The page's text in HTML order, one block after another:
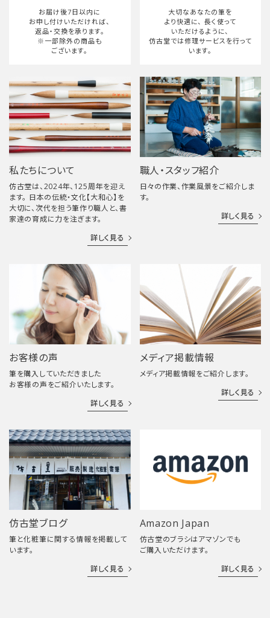
検索する
お届け後7日以内に
お申し付けいただければ、
返品・交換を承ります。
※一部除外の商品も
ございます。
大切なあなたの筆を
より快適に、 長く使って
いただけるように、
仿古堂では修理サービスを行って
います。
私たちについて
仿古堂は、2024年、125周年を迎え
ます。 日本の伝統・文化【大和心】を
大切に、次代を担う筆作り職人と、書
家達の育成に力を注ぎます。
詳しく見る
職人・スタッフ紹介
日々の作業、作業風景をご紹介しま
す。
詳しく見る
お客様の声
筆を購入していただきました
お客様の声をご紹介いたします。
詳しく見る
メディア掲載情報
メディア掲載情報をご紹介します。
詳しく見る
仿古堂ブログ
筆と化粧筆に関する情報を掲載して
います。
詳しく見る
Amazon Japan
仿古堂のブラシはアマゾンでも
ご購入いただけます。
詳しく見る